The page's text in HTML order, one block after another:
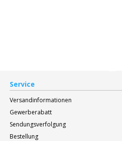
Service
Versandinformationen
Gewerberabatt
Sendungsverfolgung
Bestellung